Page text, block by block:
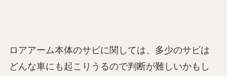
ロアアーム本体のサビに関しては、多少のサビは
どんな車にも起こりうるので判断が難しいかもし